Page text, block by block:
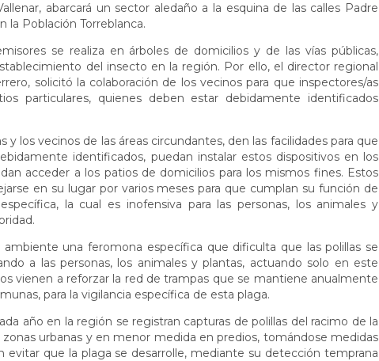
abarcará un sector aledaño a la esquina de las calles Padre
la Población Torreblanca.
se realiza en árboles de domicilios y de las vías públicas,
del insecto en la región. Por ello, el director regional
solicitó la colaboración de los vecinos para que inspectores/as
particulares, quienes deben estar debidamente identificados
y los vecinos de las áreas circundantes, den las facilidades para que
identificados, puedan instalar estos dispositivos en los
acceder a los patios de domicilios para los mismos fines. Estos
en su lugar por varios meses para que cumplan su función de
la cual es inofensiva para las personas, los animales y
ambiente una feromona específica que dificulta que las polillas se
a las personas, los animales y plantas, actuando solo en este
vienen a reforzar la red de trampas que se mantiene anualmente
para la vigilancia específica de esta plaga.
año en la región se registran capturas de polillas del racimo de la
urbanas y en menor medida en predios, tomándose medidas
evitar que la plaga se desarrolle, mediante su detección temprana